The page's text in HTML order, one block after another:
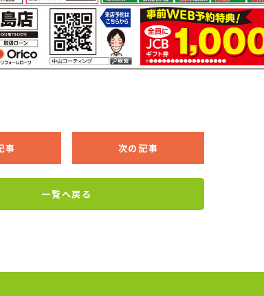
事 次の記事
一覧へ戻る